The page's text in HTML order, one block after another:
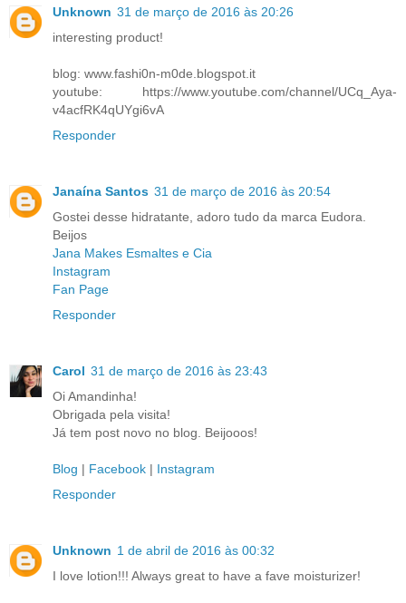
Unknown 31 de março de 2016 às 20:26
interesting product!
blog: www.fashi0n-m0de.blogspot.it
youtube: https://www.youtube.com/channel/UCq_Aya-
v4acfRK4qUYgi6vA
Responder
Janaína Santos 31 de março de 2016 às 20:54
Gostei desse hidratante, adoro tudo da marca Eudora.
Beijos
Jana Makes Esmaltes e Cia
Instagram
Fan Page
Responder
Carol 31 de março de 2016 às 23:43
Oi Amandinha!
Obrigada pela visita!
Já tem post novo no blog. Beijooos!
Blog | Facebook | Instagram
Responder
Unknown 1 de abril de 2016 às 00:32
I love lotion!!! Always great to have a fave moisturizer!